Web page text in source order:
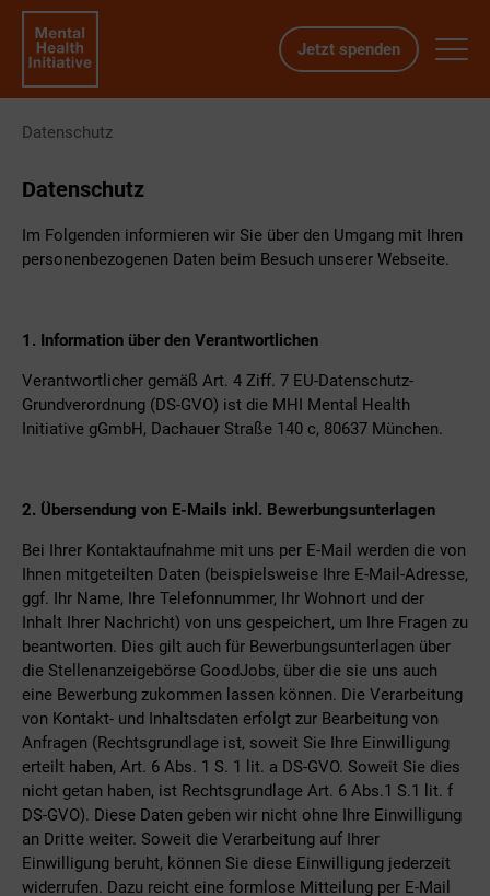
Direkt
Seiteninhalt
springen
Mental
Health
-
München
Jetzt spenden
oder
Datenschutz
Datenschutz
Im Folgenden informieren wir Sie über den Umgang mit Ihren
personenbezogenen Daten beim Besuch unserer Webseite.
1. Information über den Verantwortlichen
Verantwortlicher gemäß Art. 4 Ziff. 7 EU-Datenschutz-
Grundverordnung (DS-GVO) ist die MHI Mental Health
Initiative gGmbH, Dachauer Straße 140 c, 80637 München.
2. Übersendung von E-Mails inkl. Bewerbungsunterlagen
Bei Ihrer Kontaktaufnahme mit uns per E-Mail werden die von
Ihnen mitgeteilten Daten (beispielsweise Ihre E-Mail-Adresse,
ggf. Ihr Name, Ihre Telefonnummer, Ihr Wohnort und der
Inhalt Ihrer Nachricht) von uns gespeichert, um Ihre Fragen zu
beantworten. Dies gilt auch für Bewerbungsunterlagen über
die Stellenanzeigebörse GoodJobs, über die sie uns auch
eine Bewerbung zukommen lassen können. Die Verarbeitung
von Kontakt- und Inhaltsdaten erfolgt zur Bearbeitung von
Anfragen (Rechtsgrundlage ist, soweit Sie Ihre Einwilligung
erteilt haben, Art. 6 Abs. 1 S. 1 lit. a DS-GVO. Soweit Sie dies
nicht getan haben, ist Rechtsgrundlage Art. 6 Abs.1 S.1 lit. f
DS-GVO). Diese Daten geben wir nicht ohne Ihre Einwilligung
an Dritte weiter. Soweit die Verarbeitung auf Ihrer
Einwilligung beruht, können Sie diese Einwilligung jederzeit
widerrufen. Dazu reicht eine formlose Mitteilung per E-Mail